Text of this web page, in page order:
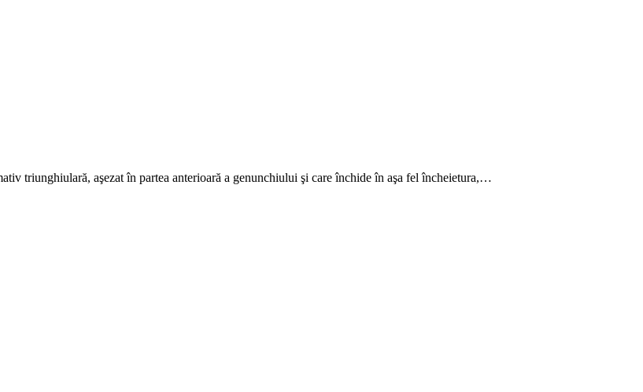
triunghiulară, aşezat în partea anterioară a genunchiului şi care închide în aşa fel încheietura,…